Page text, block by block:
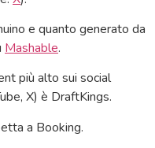
e quanto generato da
Mashable.
più alto sui social
X) è DraftKings.
a Booking.